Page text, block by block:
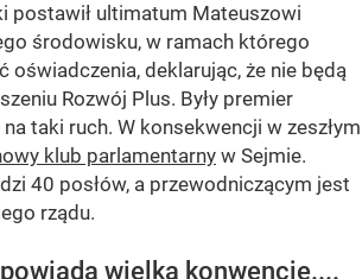
postawił ultimatum Mateuszowi
środowisku, w ramach którego
oświadczenia, deklarując, że nie będą
Rozwój Plus. Były premier
taki ruch. W konsekwencji w zeszłym
klub parlamentarny w Sejmie.
40 posłów, a przewodniczącym jest
rządu.
wielką konwencję....